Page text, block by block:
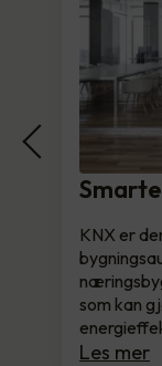
KNX er
som kan
Les mer